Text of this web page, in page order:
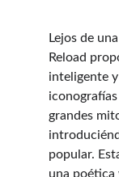
Lejos de
Reload
inteligente
grandes
popular.
una poética